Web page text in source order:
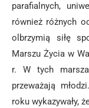
parafialnych,
również różnych
olbrzymią siłę
Marszu Życia w
r. W tych
przeważają
roku wykazywały,